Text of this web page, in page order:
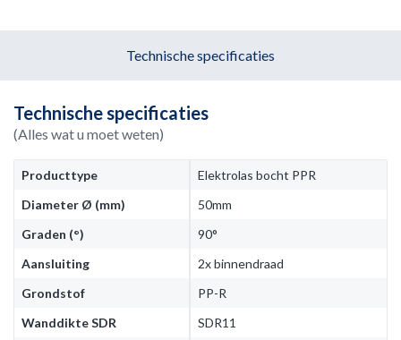
Technische specificaties
Technische specificaties
(Alles wat u moet weten)
Producttype
Elektrolas bocht PPR
Diameter Ø (mm)
50mm
Graden (°)
90°
Aansluiting
2x binnendraad
Grondstof
PP-R
Wanddikte SDR
SDR11